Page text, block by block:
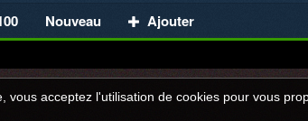
Nouveau Ajouter
vous acceptez l'utilisation de cookies pour vous